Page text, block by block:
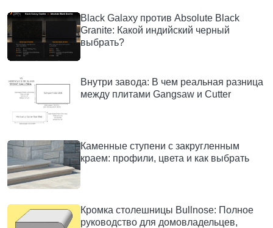
Black Galaxy против Absolute Black
Granite: Какой индийский черный
выбрать?
Внутри завода: В чем реальная разница
между плитами Gangsaw и Cutter
Каменные ступени с закругленным
краем: профили, цвета и как выбрать
Кромка столешницы Bullnose: Полное
руководство для домовладельцев,